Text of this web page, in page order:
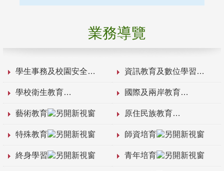
業務導覽
學生事務及校園安全 資訊教育及數位學習
學校衛生教育 國際及兩岸教育
藝術教育 原住民族教育
特殊教育 師資培育
終身學習 青年培育